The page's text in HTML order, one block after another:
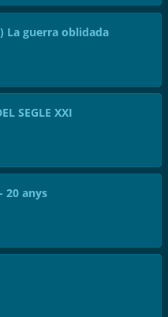
La guerra oblidada
SEGLE XXI
20 anys